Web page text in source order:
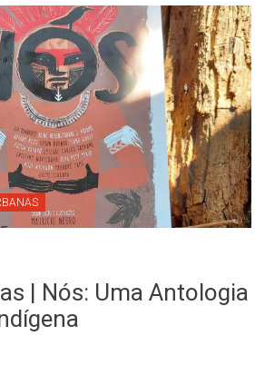
| Nós: Uma Antologia